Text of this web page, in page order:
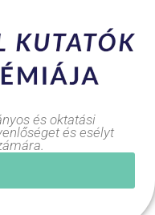
és oktatási
és esélyt